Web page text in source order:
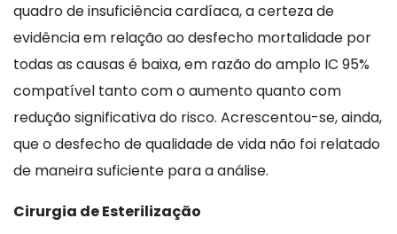
quadro de insuficiência cardíaca, a certeza de
evidência em relação ao desfecho mortalidade por
todas as causas é baixa, em razão do amplo IC 95%
compatível tanto com o aumento quanto com
redução significativa do risco. Acrescentou-se, ainda,
que o desfecho de qualidade de vida não foi relatado
de maneira suficiente para a análise.
Cirurgia de Esterilização